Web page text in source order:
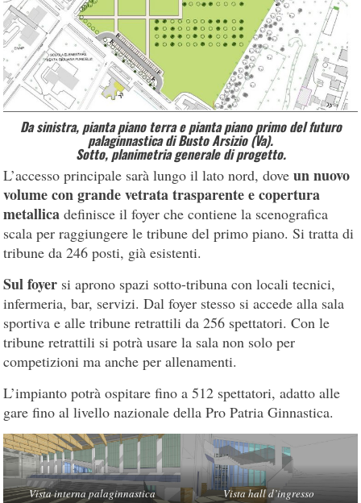
Da sinistra, pianta piano terra e pianta piano primo del futuro
palaginnastica di Busto Arsizio (Va).
Sotto, planimetria generale di progetto.
L’accesso principale sarà lungo il lato nord, doveun nuovo
volume con grande vetrata trasparente e copertura
metallica definisce il foyer che contiene la scenografica
scala per raggiungere le tribune del primo piano. Si tratta di
tribune da 246 posti, già esistenti.
Sul foyer si aprono spazi sotto-tribuna con locali tecnici,
infermeria, bar, servizi. Dal foyer stesso si accede alla sala
sportiva e alle tribune retrattili da 256 spettatori. Con le
tribune retrattili si potrà usare la sala non solo per
competizioni ma anche per allenamenti.
L’impianto potrà ospitare fino a 512 spettatori, adatto alle
gare fino al livello nazionale della Pro Patria Ginnastica.
Vista interna palaginnastica Vista hall d’ingresso